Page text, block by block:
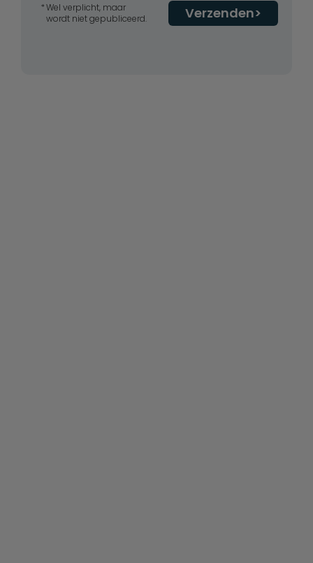
Verzenden
Wel verplicht, maar
wordt niet gepubliceerd.